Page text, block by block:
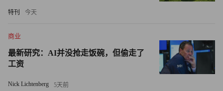
特刊 今天
商业
最新研究：AI并没抢走饭碗，但偷走了
工资
Nick Lichtenberg 5天前